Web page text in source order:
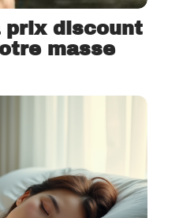
prix discount
masse